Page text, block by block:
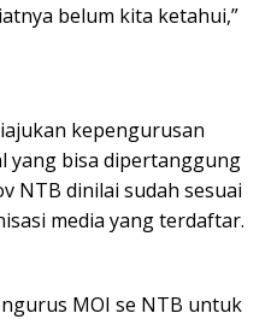
belum kita ketahui,”
kepengurusan
yang bisa dipertanggung
NTB dinilai sudah sesuai
media yang terdaftar.
MOI se NTB untuk